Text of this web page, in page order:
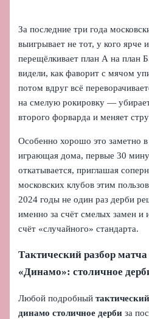
За последние три года
выигрывает не тот, у кого ярче
перещёлкивает план А на план
видели, как фаворит с мячом
потом вдруг всё
на смелую рокировку —
второго форварда и меняет
Особенно хорошо это заметно
играющая дома, первые 30
откатывается, приглашая
московских клубов этим
2024 годы не один раз дерби
именно за счёт смелых замен и
счёт «случайного» стандарта.
Тактический разбор
«Динамо»: столичное
Любой подробный
динамо столичное дерби за